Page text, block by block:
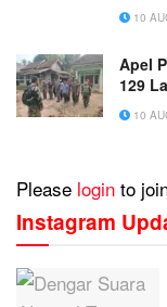
10
Apel
129
10
Please login to
Instagram